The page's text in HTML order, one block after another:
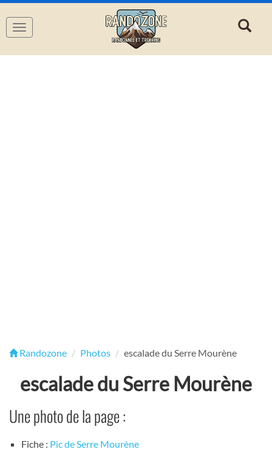
Navigation
Randozone Photos escalade du Serre Mourène
escalade du Serre Mourène
Une photo de la page :
Fiche : Pic de Serre Mourène